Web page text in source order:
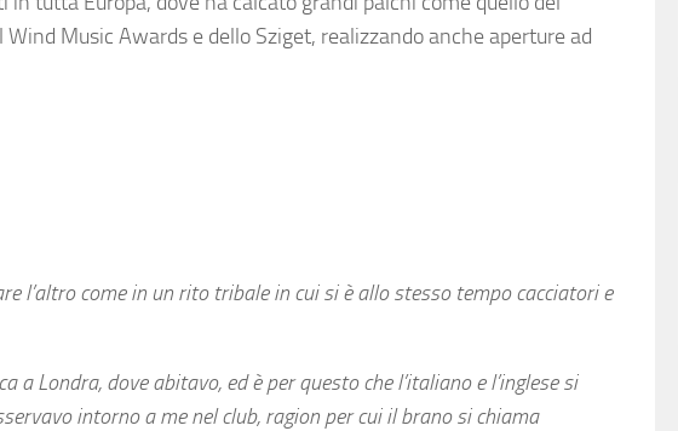
Music Awards e dello Sziget, realizzando anche aperture ad
l’altro come in un rito tribale in cui si è allo stesso tempo cacciatori e
Londra, dove abitavo, ed è per questo che l’italiano e l’inglese si
intorno a me nel club, ragion per cui il brano si chiama